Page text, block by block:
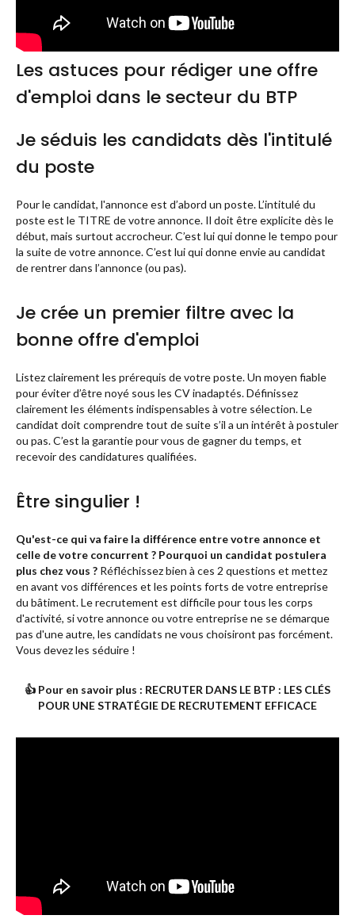
Les astuces pour rédiger une offre
d'emploi dans le secteur du BTP
Je séduis les candidats dès l'intitulé
du poste
Pour le candidat, l'annonce est d’abord un poste. L’intitulé du
poste est le TITRE de votre annonce. Il doit être explicite dès le
début, mais surtout accrocheur. C’est lui qui donne le tempo pour
la suite de votre annonce. C’est lui qui donne envie au candidat
de rentrer dans l’annonce (ou pas).
Je crée un premier filtre avec la
bonne offre d'emploi
Listez clairement les prérequis de votre poste. Un moyen fiable
pour éviter d’être noyé sous les CV inadaptés. Définissez
clairement les éléments indispensables à votre sélection. Le
candidat doit comprendre tout de suite s’il a un intérêt à postuler
ou pas. C’est la garantie pour vous de gagner du temps, et
recevoir des candidatures qualifiées.
Être singulier !
Qu'est-ce qui va faire la différence entre votre annonce et
celle de votre concurrent ? Pourquoi un candidat postulera
plus chez vous ? Réfléchissez bien à ces 2 questions et mettez
en avant vos différences et les points forts de votre entreprise
du bâtiment. Le recrutement est difficile pour tous les corps
d'activité, si votre annonce ou votre entreprise ne se démarque
pas d'une autre, les candidats ne vous choisiront pas forcément.
Vous devez les séduire !
👍 Pour en savoir plus : RECRUTER DANS LE BTP : LES CLÉS
POUR UNE STRATÉGIE DE RECRUTEMENT EFFICACE